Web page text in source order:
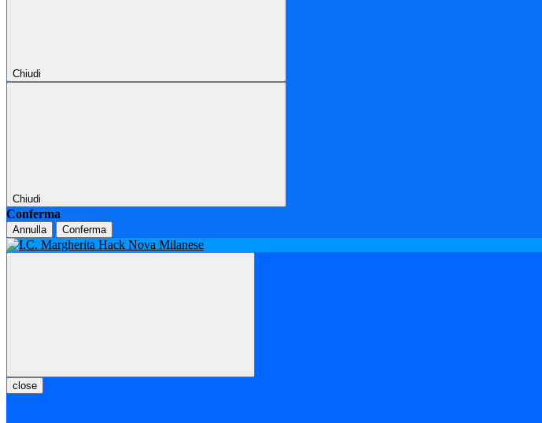
Chiudi
Chiudi
Conferma
Annulla Conferma
close